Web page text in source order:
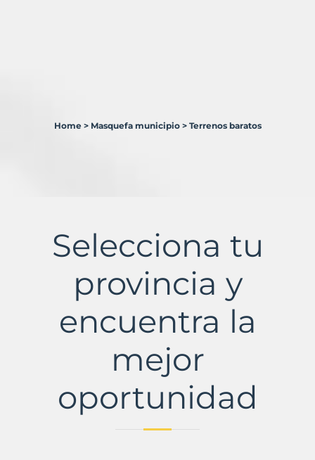
Murbalands
Home > Masquefa municipio > Terrenos baratos
Selecciona tu
provincia y
encuentra la
mejor
oportunidad